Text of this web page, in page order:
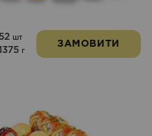
52 шт
г
ЗАМОВИТИ